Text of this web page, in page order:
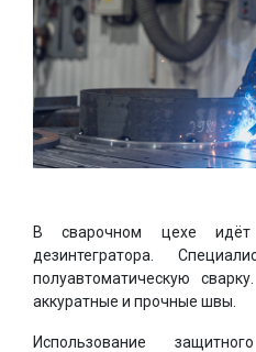
В сварочном цехе
дезинтегратора.
полуавтоматическую
аккуратные и прочные швы.
Использование